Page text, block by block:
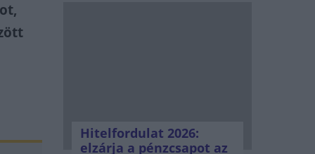
Hitelfordulat 2026:
elzárja a pénzcsapot az